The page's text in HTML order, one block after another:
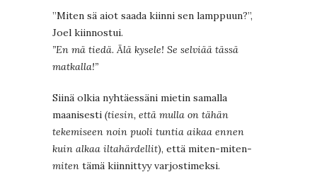
”Miten sä aiot saada kiinni sen lamppuun?”,
Joel kiinnostui.
”En mä tiedä. Älä kysele! Se selviää tässä
matkalla!”
Siinä olkia nyhtäessäni mietin samalla
maanisesti (tiesin, että mulla on tähän
tekemiseen noin puoli tuntia aikaa ennen
kuin alkaa iltahärdellit), että miten-miten-
miten tämä kiinnittyy varjostimeksi.